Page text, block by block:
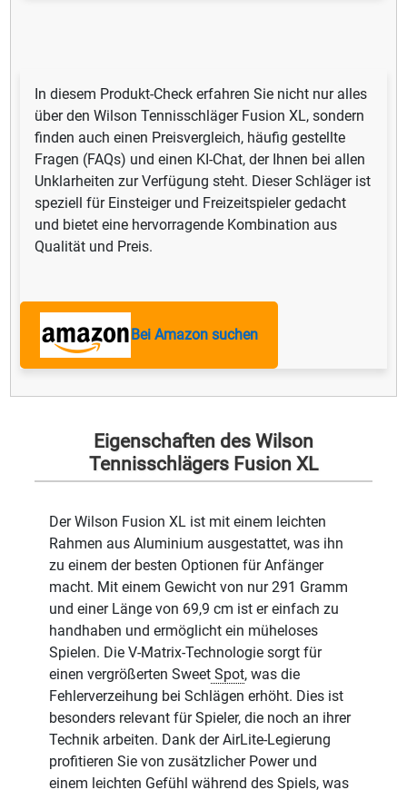
In diesem Produkt-Check erfahren Sie nicht nur alles
über den Wilson Tennisschläger Fusion XL, sondern
finden auch einen Preisvergleich, häufig gestellte
Fragen (FAQs) und einen KI-Chat, der Ihnen bei allen
Unklarheiten zur Verfügung steht. Dieser Schläger ist
speziell für Einsteiger und Freizeitspieler gedacht
und bietet eine hervorragende Kombination aus
Qualität und Preis.
Bei Amazon suchen
Eigenschaften des Wilson
Tennisschlägers Fusion XL
Der Wilson Fusion XL ist mit einem leichten
Rahmen aus Aluminium ausgestattet, was ihn
zu einem der besten Optionen für Anfänger
macht. Mit einem Gewicht von nur 291 Gramm
und einer Länge von 69,9 cm ist er einfach zu
handhaben und ermöglicht ein müheloses
Spielen. Die V-Matrix-Technologie sorgt für
einen vergrößerten Sweet Spot, was die
Fehlerverzeihung bei Schlägen erhöht. Dies ist
besonders relevant für Spieler, die noch an ihrer
Technik arbeiten. Dank der AirLite-Legierung
profitieren Sie von zusätzlicher Power und
einem leichten Gefühl während des Spiels, was